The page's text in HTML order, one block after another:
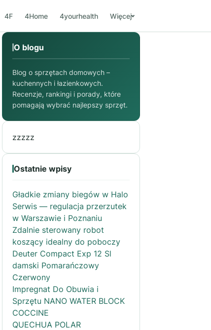
4F 4Home 4yourhealth Więcej
O blogu
Blog o sprzętach domowych –
kuchennych i łazienkowych.
Recenzje, rankingi i porady, które
pomagają wybrać najlepszy sprzęt.
zzzzz
Ostatnie wpisy
Gładkie zmiany biegów w Halo
Serwis — regulacja przerzutek
w Warszawie i Poznaniu
Zdalnie sterowany robot
koszący idealny do poboczy
Deuter Compact Exp 12 Sl
damski Pomarańczowy
Czerwony
Impregnat Do Obuwia i
Sprzętu NANO WATER BLOCK
COCCINE
QUECHUA POLAR